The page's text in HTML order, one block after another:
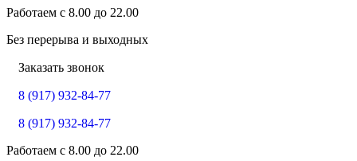
Работаем с 8.00 до 22.00
Без перерыва и выходных
Заказать звонок
8 (917) 932-84-77
8 (917) 932-84-77
Работаем с 8.00 до 22.00